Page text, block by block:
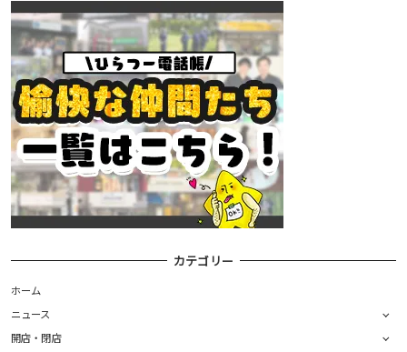
カテゴリー
ホーム
ニュース
開店・閉店